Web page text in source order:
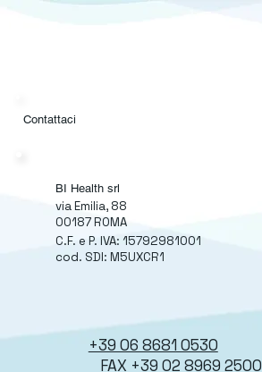
Contattaci
BI Health srl
via Emilia, 88
00187 ROMA
C.F. e P. IVA: 15792981001
cod. SDI: M5UXCR1
+39 06 8681 0530
FAX +39 02 8969 2500